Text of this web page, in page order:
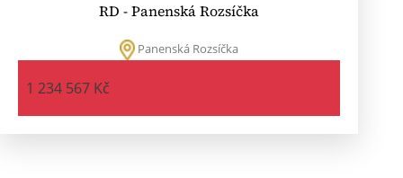
RD - Panenská Rozsíčka
Panenská Rozsíčka
1 234 567 Kč